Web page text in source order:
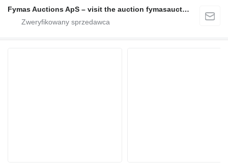
Fymas Auctions ApS – visit the auction fymasauctions.dk